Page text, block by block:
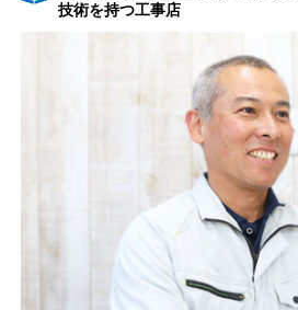
技術を持つ工事店